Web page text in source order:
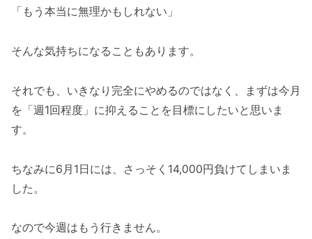
「もう本当に無理かもしれない」
そんな気持ちになることもあります。
それでも、いきなり完全にやめるのではなく、まずは今月
を「週1回程度」に抑えることを目標にしたいと思いま
す。
ちなみに6月1日には、さっそく14,000円負けてしまいま
した。
なので今週はもう行きません。